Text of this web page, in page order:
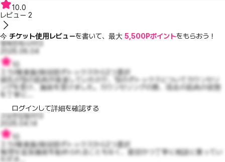
10.0
レビュー 2
今 チケット使用レビューを書いて、最大 5,500Pポイントをもらおう！
행복한제시카13
2026.06.04
10
エラ/唾液腺/側頭部ボトックスから2つ選択
彼氏の顎の筋肉が発達していたので、顎のボトックスについてカウンセリ
ングを受け、施術を受けました。カウンセリングの際、現在の筋肉の状態
を丁寧に...
ログインして詳細を確認する
고요한킴벌리13
2026.04.14
10
エラ/唾液腺/側頭部ボトックスから2つ選択
無理な追加施術を勧められることもなく、親切かつ丁寧に相談に乗ってい
ただき...